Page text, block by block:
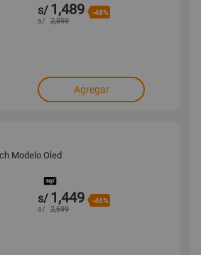
s/ 1,489 -48%
s/ 2,899
Agregar
Modelo Oled
s/ 1,449 -46%
s/ 2,699